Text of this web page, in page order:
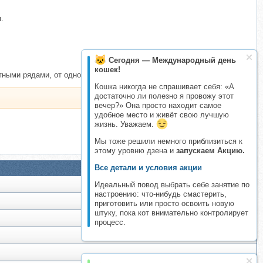
Сегодня — Международный день
кошек!
Кошка никогда не спрашивает себя: «А
достаточно ли полезно я провожу этот
вечер?» Она просто находит самое
удобное место и живёт свою лучшую
жизнь. Уважаем.
Мы тоже решили немного приблизиться к
этому уровню дзена и запускаем Акцию.
Все детали и условия акции
Идеальный повод выбрать себе занятие по
настроению: что-нибудь смастерить,
приготовить или просто освоить новую
штуку, пока кот внимательно контролирует
процесс.
рядами, от одного конца к другому.